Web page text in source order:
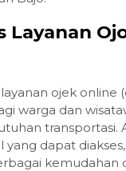
Layanan
ojek online
warga dan
transportasi.
yang dapat
kemudahan